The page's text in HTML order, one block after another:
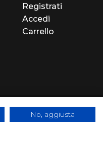
Registrati
Accedi
Carrello
No, aggiusta